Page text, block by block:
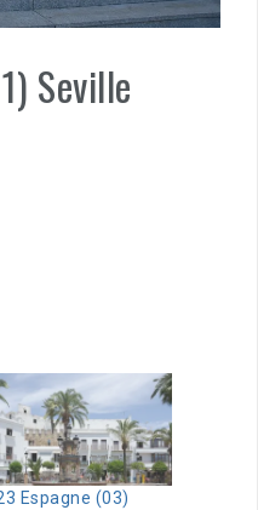
Seville
Espagne (03)